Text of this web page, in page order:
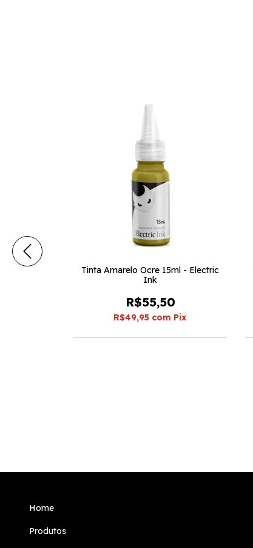
Tinta Amarelo Ocre 15ml - Electric
Ink
R$55,50
R$49,95 com Pix
Home
Produtos